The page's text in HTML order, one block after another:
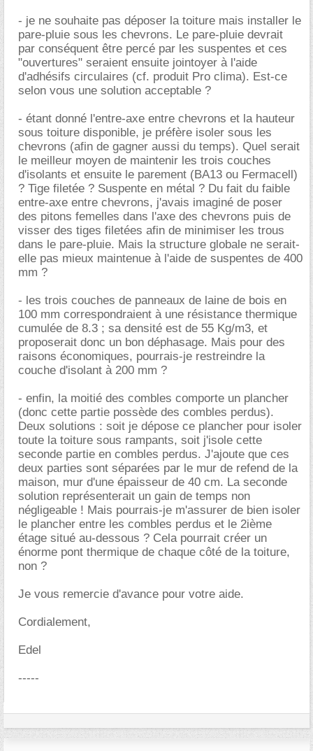
- je ne souhaite pas déposer la toiture mais installer le
pare-pluie sous les chevrons. Le pare-pluie devrait
par conséquent être percé par les suspentes et ces
"ouvertures" seraient ensuite jointoyer à l'aide
d'adhésifs circulaires (cf. produit Pro clima). Est-ce
selon vous une solution acceptable ?
- étant donné l'entre-axe entre chevrons et la hauteur
sous toiture disponible, je préfère isoler sous les
chevrons (afin de gagner aussi du temps). Quel serait
le meilleur moyen de maintenir les trois couches
d'isolants et ensuite le parement (BA13 ou Fermacell)
? Tige filetée ? Suspente en métal ? Du fait du faible
entre-axe entre chevrons, j'avais imaginé de poser
des pitons femelles dans l'axe des chevrons puis de
visser des tiges filetées afin de minimiser les trous
dans le pare-pluie. Mais la structure globale ne serait-
elle pas mieux maintenue à l'aide de suspentes de 400
mm ?
- les trois couches de panneaux de laine de bois en
100 mm correspondraient à une résistance thermique
cumulée de 8.3 ; sa densité est de 55 Kg/m3, et
proposerait donc un bon déphasage. Mais pour des
raisons économiques, pourrais-je restreindre la
couche d'isolant à 200 mm ?
- enfin, la moitié des combles comporte un plancher
(donc cette partie possède des combles perdus).
Deux solutions : soit je dépose ce plancher pour isoler
toute la toiture sous rampants, soit j'isole cette
seconde partie en combles perdus. J'ajoute que ces
deux parties sont séparées par le mur de refend de la
maison, mur d'une épaisseur de 40 cm. La seconde
solution représenterait un gain de temps non
négligeable ! Mais pourrais-je m'assurer de bien isoler
le plancher entre les combles perdus et le 2ième
étage situé au-dessous ? Cela pourrait créer un
énorme pont thermique de chaque côté de la toiture,
non ?
Je vous remercie d'avance pour votre aide.
Cordialement,
Edel
-----